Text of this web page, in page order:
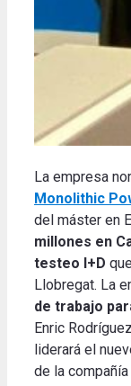
La empresa
Monolithic
del máster en
millones en
testeo I+D
Llobregat. La
de trabajo
Enric
liderará el
de la compañía